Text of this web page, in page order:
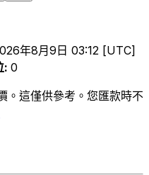
年8月9日 03:12 [UTC]
: 0
。這僅供參考。您匯款時不